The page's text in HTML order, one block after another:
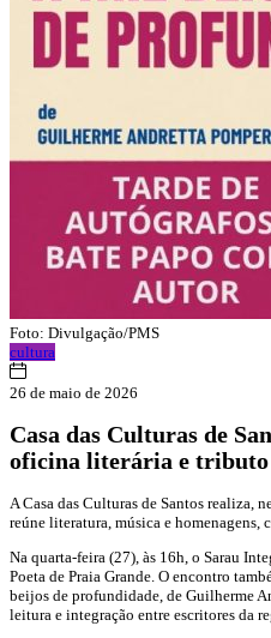
Foto: Divulgação/PMS
cultura
26 de maio de 2026
Casa das Culturas de
oficina literária e
A Casa das Culturas de Santos realiza,
reúne literatura, música e homenagens,
Na quarta-feira (27), às 16h, o Sarau
Poeta de Praia Grande. O encontro
beijos de profundidade, de Guilherme
leitura e integração entre escritores da